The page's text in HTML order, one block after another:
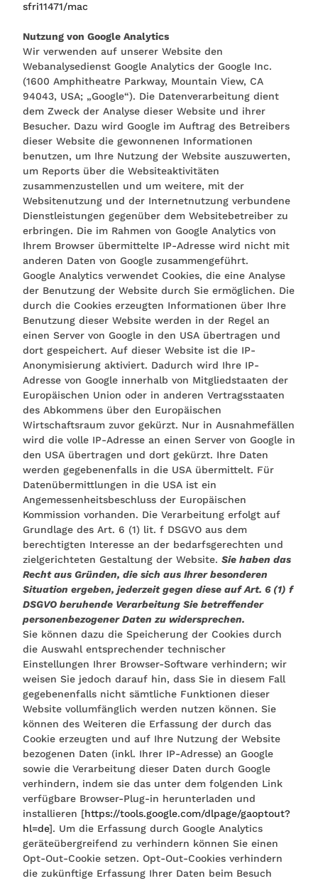
sfri11471/mac
Nutzung von Google Analytics
Wir verwenden auf unserer Website den
Webanalysedienst Google Analytics der Google Inc.
(1600 Amphitheatre Parkway, Mountain View, CA
94043, USA; „Google“). Die Datenverarbeitung dient
dem Zweck der Analyse dieser Website und ihrer
Besucher. Dazu wird Google im Auftrag des Betreibers
dieser Website die gewonnenen Informationen
benutzen, um Ihre Nutzung der Website auszuwerten,
um Reports über die Websiteaktivitäten
zusammenzustellen und um weitere, mit der
Websitenutzung und der Internetnutzung verbundene
Dienstleistungen gegenüber dem Websitebetreiber zu
erbringen. Die im Rahmen von Google Analytics von
Ihrem Browser übermittelte IP-Adresse wird nicht mit
anderen Daten von Google zusammengeführt.
Google Analytics verwendet Cookies, die eine Analyse
der Benutzung der Website durch Sie ermöglichen. Die
durch die Cookies erzeugten Informationen über Ihre
Benutzung dieser Website werden in der Regel an
einen Server von Google in den USA übertragen und
dort gespeichert. Auf dieser Website ist die IP-
Anonymisierung aktiviert. Dadurch wird Ihre IP-
Adresse von Google innerhalb von Mitgliedstaaten der
Europäischen Union oder in anderen Vertragsstaaten
des Abkommens über den Europäischen
Wirtschaftsraum zuvor gekürzt. Nur in Ausnahmefällen
wird die volle IP-Adresse an einen Server von Google in
den USA übertragen und dort gekürzt. Ihre Daten
werden gegebenenfalls in die USA übermittelt. Für
Datenübermittlungen in die USA ist ein
Angemessenheitsbeschluss der Europäischen
Kommission vorhanden. Die Verarbeitung erfolgt auf
Grundlage des Art. 6 (1) lit. f DSGVO aus dem
berechtigten Interesse an der bedarfsgerechten und
zielgerichteten Gestaltung der Website. Sie haben das
Recht aus Gründen, die sich aus Ihrer besonderen
Situation ergeben, jederzeit gegen diese auf Art. 6 (1) f
DSGVO beruhende Verarbeitung Sie betreffender
personenbezogener Daten zu widersprechen.
Sie können dazu die Speicherung der Cookies durch
die Auswahl entsprechender technischer
Einstellungen Ihrer Browser-Software verhindern; wir
weisen Sie jedoch darauf hin, dass Sie in diesem Fall
gegebenenfalls nicht sämtliche Funktionen dieser
Website vollumfänglich werden nutzen können. Sie
können des Weiteren die Erfassung der durch das
Cookie erzeugten und auf Ihre Nutzung der Website
bezogenen Daten (inkl. Ihrer IP-Adresse) an Google
sowie die Verarbeitung dieser Daten durch Google
verhindern, indem sie das unter dem folgenden Link
verfügbare Browser-Plug-in herunterladen und
installieren [https://tools.google.com/dlpage/gaoptout?
hl=de]. Um die Erfassung durch Google Analytics
geräteübergreifend zu verhindern können Sie einen
Opt-Out-Cookie setzen. Opt-Out-Cookies verhindern
die zukünftige Erfassung Ihrer Daten beim Besuch